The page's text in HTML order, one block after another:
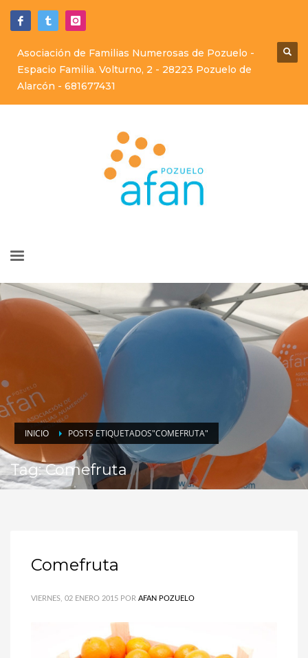
Asociación de Familias Numerosas de Pozuelo -
Espacio Familia. Volturno, 2 - 28223 Pozuelo de
Alarcón - 681677431
INICIO POSTS ETIQUETADOS"COMEFRUTA"
Tag: Comefruta
Comefruta
VIERNES, 02 ENERO 2015 POR AFAN POZUELO